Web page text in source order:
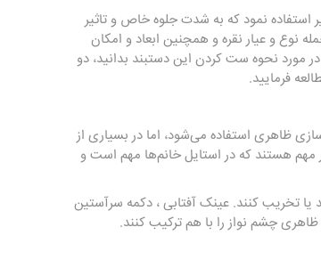
استفاده نمود که به شدت جلوه خاص و تاثیر
نوع و عیار نقره و همچنین ابعاد و امکان
در مورد نحوه ست کردن این دستبند بدانید، دو
فرمایید.
ظاهری استفاده می‌شود، اما در بسیاری از
مهم هستند که در استایل خانم‌ها مهم‌ است و
تخریب کنند. عینک آفتابی ، دکمه سرآستین
چشم نواز را با هم ترکیب کنند.